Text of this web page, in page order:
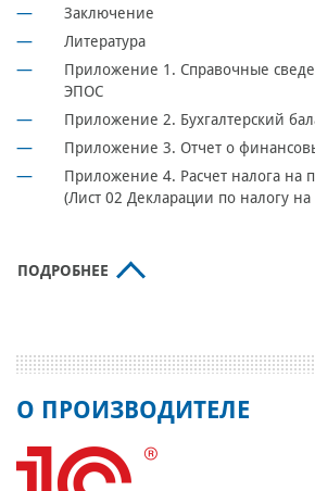
Заключение
Литература
Приложение 1. Справочные
ЭПОС
Приложение 2. Бухгалтерский
Приложение 3. Отчет о
Приложение 4. Расчет налога на
(Лист 02 Декларации по налогу
ПОДРОБНЕЕ
О ПРОИЗВОДИТЕЛЕ